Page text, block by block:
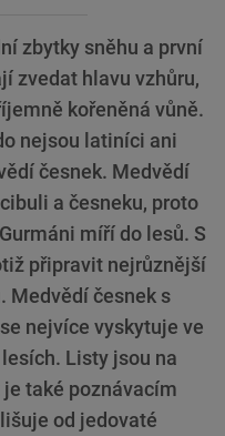
zbytky sněhu a první
zvedat hlavu vzhůru,
kořeněná vůně.
nejsou latiníci ani
česnek. Medvědí
a česneku, proto
míří do lesů. S
připravit nejrůznější
Medvědí česnek s
nejvíce vyskytuje ve
Listy jsou na
také poznávacím
od jedovaté